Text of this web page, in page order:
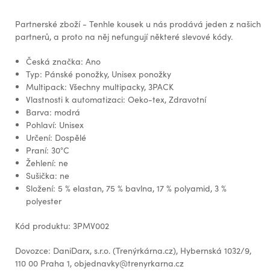
Partnerské zboží - Tenhle kousek u nás prodává jeden z našich
partnerů, a proto na něj nefungují některé slevové kódy.
Česká značka: Ano
Typ: Pánské ponožky, Unisex ponožky
Multipack: Všechny multipacky, 3PACK
Vlastnosti k automatizaci: Oeko-tex, Zdravotní
Barva: modrá
Pohlaví: Unisex
Určení: Dospělé
Praní: 30°C
Žehlení: ne
Sušička: ne
Složení: 5 % elastan, 75 % bavlna, 17 % polyamid, 3 %
polyester
Kód produktu: 3PMV002
Dovozce: DaniDarx, s.r.o. (Trenýrkárna.cz), Hybernská 1032/9,
110 00 Praha 1, objednavky@trenyrkarna.cz